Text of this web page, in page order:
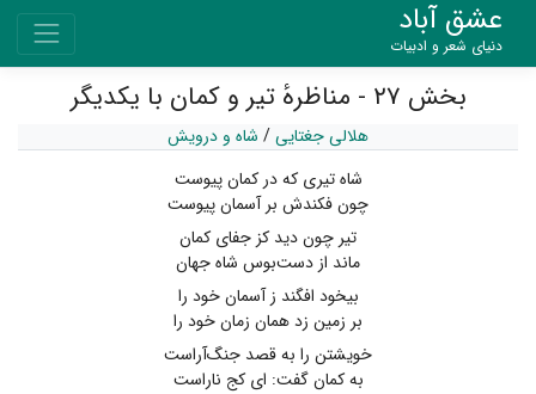
عشق آباد
دنیای شعر و ادبیات
بخش ۲۷ - مناظرهٔ تیر و کمان با یکدیگر
هلالی جغتایی/ شاه و درویش
شاه تیری که در کمان پیوست
چون فکندش بر آسمان پیوست
تیر چون دید کز جفای کمان
ماند از دست‌بوس شاه جهان
بیخود افگند ز آسمان خود را
بر زمین زد همان زمان خود را
خویشتن را به قصد جنگ‌آراست
به کمان گفت: ای کج ناراست